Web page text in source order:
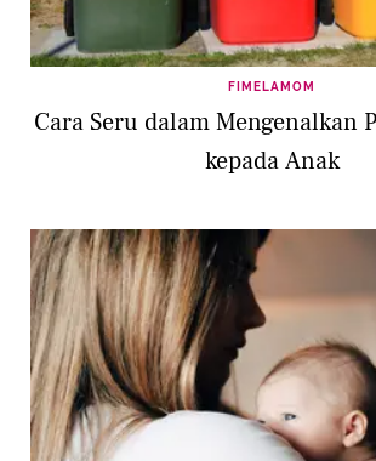
FIMELAMOM
Cara Seru dalam Mengenalkan
kepada Anak